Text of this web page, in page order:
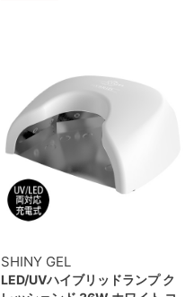
SHINY GEL
LED/UVハイブリッドランプ ク